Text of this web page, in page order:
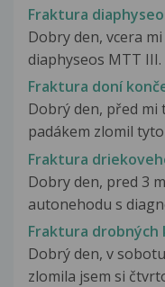
Fraktura
Dobry den, vcera
diaphyseos MTT III.
Fraktura doní
Dobrý den, před mi
padákem zlomil tyto
Fraktura
Dobry den, pred 3
autonehodu s
Fraktura drobných
Dobrý den, v
zlomila jsem si